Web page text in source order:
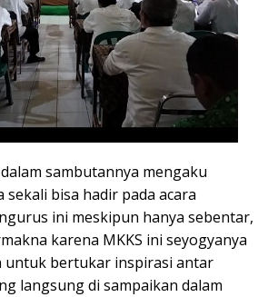
sambutannya mengaku
bisa hadir pada acara
ini meskipun hanya sebentar,
karena MKKS ini seyogyanya
untuk bertukar inspirasi antar
langsung di sampaikan dalam